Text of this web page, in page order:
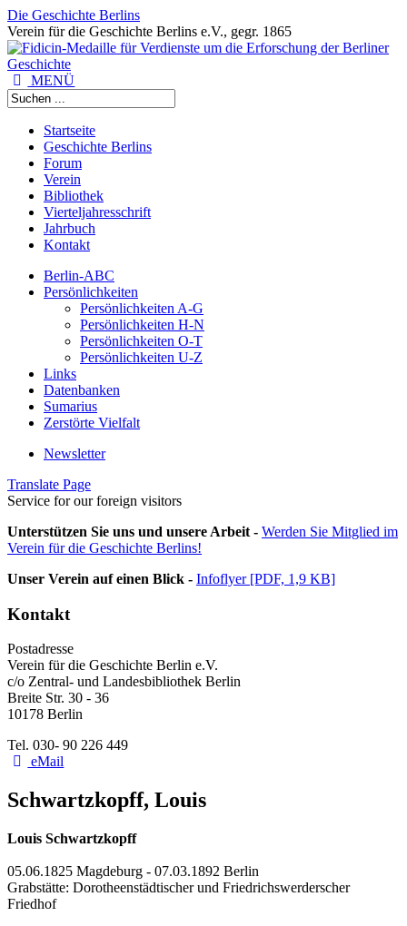
Die Geschichte Berlins
Verein für die Geschichte Berlins e.V., gegr. 1865
MENÜ
Startseite
Geschichte Berlins
Forum
Verein
Bibliothek
Vierteljahresschrift
Jahrbuch
Kontakt
Berlin-ABC
Persönlichkeiten
Persönlichkeiten A-G
Persönlichkeiten H-N
Persönlichkeiten O-T
Persönlichkeiten U-Z
Links
Datenbanken
Sumarius
Zerstörte Vielfalt
Newsletter
Translate Page
Service for our foreign visitors
Unterstützen Sie uns und unsere Arbeit - Werden Sie Mitglied im
Verein für die Geschichte Berlins!
Unser Verein auf einen Blick - Infoflyer [PDF, 1,9 KB]
Kontakt
Postadresse
Verein für die Geschichte Berlin e.V.
c/o Zentral- und Landesbibliothek Berlin
Breite Str. 30 - 36
10178 Berlin
Tel. 030- 90 226 449
eMail
Schwartzkopff, Louis
Louis Schwartzkopff
05.06.1825 Magdeburg - 07.03.1892 Berlin
Grabstätte: Dorotheenstädtischer und Friedrichswerderscher
Friedhof